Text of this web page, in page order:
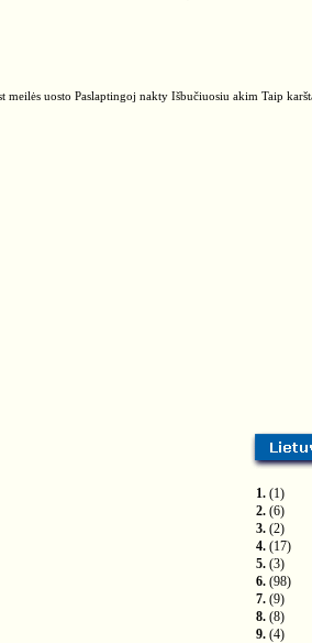
uosto Paslaptingoj nakty Išbučiuosiu akim Taip
1. (1)
2. (6)
3. (2)
4. (17)
5. (3)
6. (98)
7. (9)
8. (8)
9. (4)